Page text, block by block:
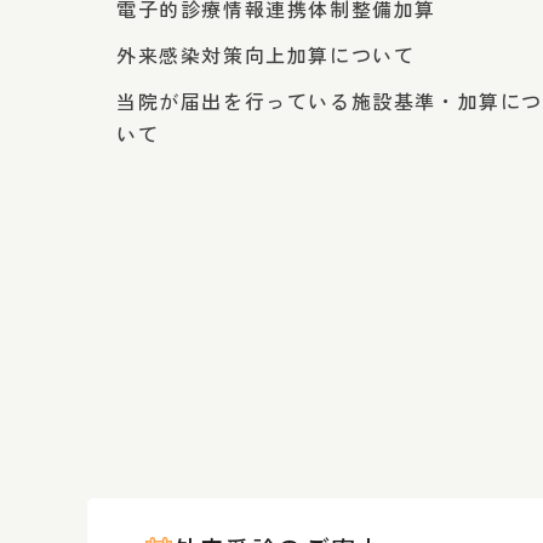
電子的診療情報連携体制整備加算
外来感染対策向上加算について
当院が届出を行っている施設基準・加算につ
いて